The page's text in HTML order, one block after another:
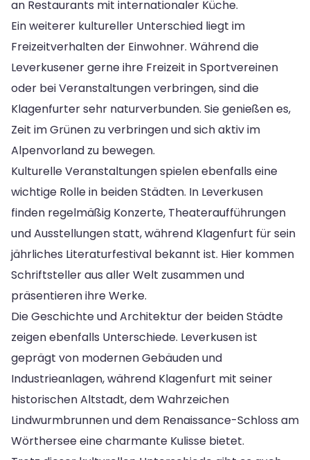
an Restaurants mit internationaler Küche.
Ein weiterer kultureller Unterschied liegt im
Freizeitverhalten der Einwohner. Während die
Leverkusener gerne ihre Freizeit in Sportvereinen
oder bei Veranstaltungen verbringen, sind die
Klagenfurter sehr naturverbunden. Sie genießen es,
Zeit im Grünen zu verbringen und sich aktiv im
Alpenvorland zu bewegen.
Kulturelle Veranstaltungen spielen ebenfalls eine
wichtige Rolle in beiden Städten. In Leverkusen
finden regelmäßig Konzerte, Theateraufführungen
und Ausstellungen statt, während Klagenfurt für sein
jährliches Literaturfestival bekannt ist. Hier kommen
Schriftsteller aus aller Welt zusammen und
präsentieren ihre Werke.
Die Geschichte und Architektur der beiden Städte
zeigen ebenfalls Unterschiede. Leverkusen ist
geprägt von modernen Gebäuden und
Industrieanlagen, während Klagenfurt mit seiner
historischen Altstadt, dem Wahrzeichen
Lindwurmbrunnen und dem Renaissance-Schloss am
Wörthersee eine charmante Kulisse bietet.